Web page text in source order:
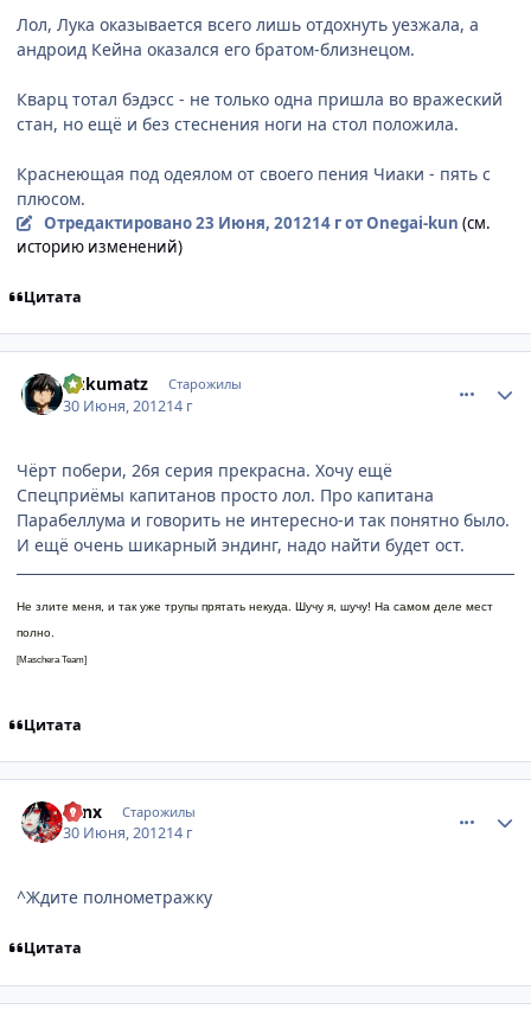
Лол, Лука оказывается всего лишь отдохнуть уезжала, а
андроид Кейна оказался его братом-близнецом.
Кварц тотал бэдэсс - не только одна пришла во вражеский
стан, но ещё и без стеснения ноги на стол положила.
Краснеющая под одеялом от своего пения Чиаки - пять с
плюсом.
Отредактировано23 Июня, 201214 гот Onegai-kun (см.
историю изменений)
Цитата
Gukumatz Старожилы
30 Июня, 201214 г
Чёрт побери, 26я серия прекрасна. Хочу ещё
Спецприёмы капитанов просто лол. Про капитана
Парабеллума и говорить не интересно-и так понятно было.
И ещё очень шикарный эндинг, надо найти будет ост.
Не злите меня, и так уже трупы прятать некуда. Шучу я, шучу! На самом деле мест
полно.
[Maschera Team]
Цитата
v1nx Старожилы
30 Июня, 201214 г
^Ждите полнометражку
Цитата